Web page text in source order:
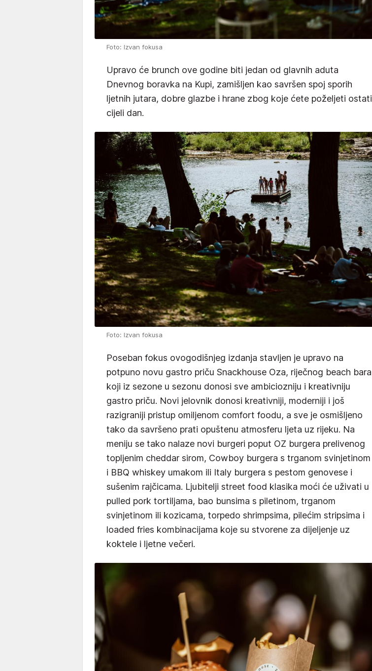
Foto: Izvan fokusa
Upravo će brunch ove godine biti jedan od glavnih aduta
Dnevnog boravka na Kupi, zamišljen kao savršen spoj sporih
ljetnih jutara, dobre glazbe i hrane zbog koje ćete poželjeti ostati
cijeli dan.
Foto: Izvan fokusa
Poseban fokus ovogodišnjeg izdanja stavljen je upravo na
potpuno novu gastro priču Snackhouse Oza, riječnog beach bara
koji iz sezone u sezonu donosi sve ambiciozniju i kreativniju
gastro priču. Novi jelovnik donosi kreativniji, moderniji i još
razigraniji pristup omiljenom comfort foodu, a sve je osmišljeno
tako da savršeno prati opuštenu atmosferu ljeta uz rijeku. Na
meniju se tako nalaze novi burgeri poput OZ burgera prelivenog
topljenim cheddar sirom, Cowboy burgera s trganom svinjetinom
i BBQ whiskey umakom ili Italy burgera s pestom genovese i
sušenim rajčicama. Ljubitelji street food klasika moći će uživati u
pulled pork tortiljama, bao bunsima s piletinom, trganom
svinjetinom ili kozicama, torpedo shrimpsima, pilećim stripsima i
loaded fries kombinacijama koje su stvorene za dijeljenje uz
koktele i ljetne večeri.